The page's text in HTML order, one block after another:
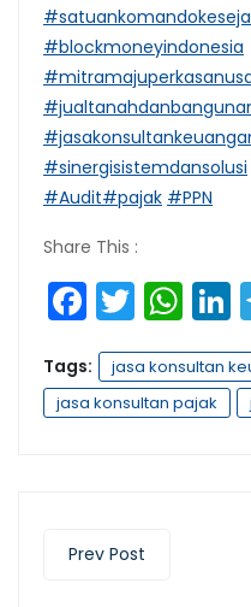
#blockmoneyindonesia
#sinergisistemdansolusi
#Audit#pajak #PPN
Share This :
Tags:
jasa konsultan
jasa konsultan pajak
Prev Post